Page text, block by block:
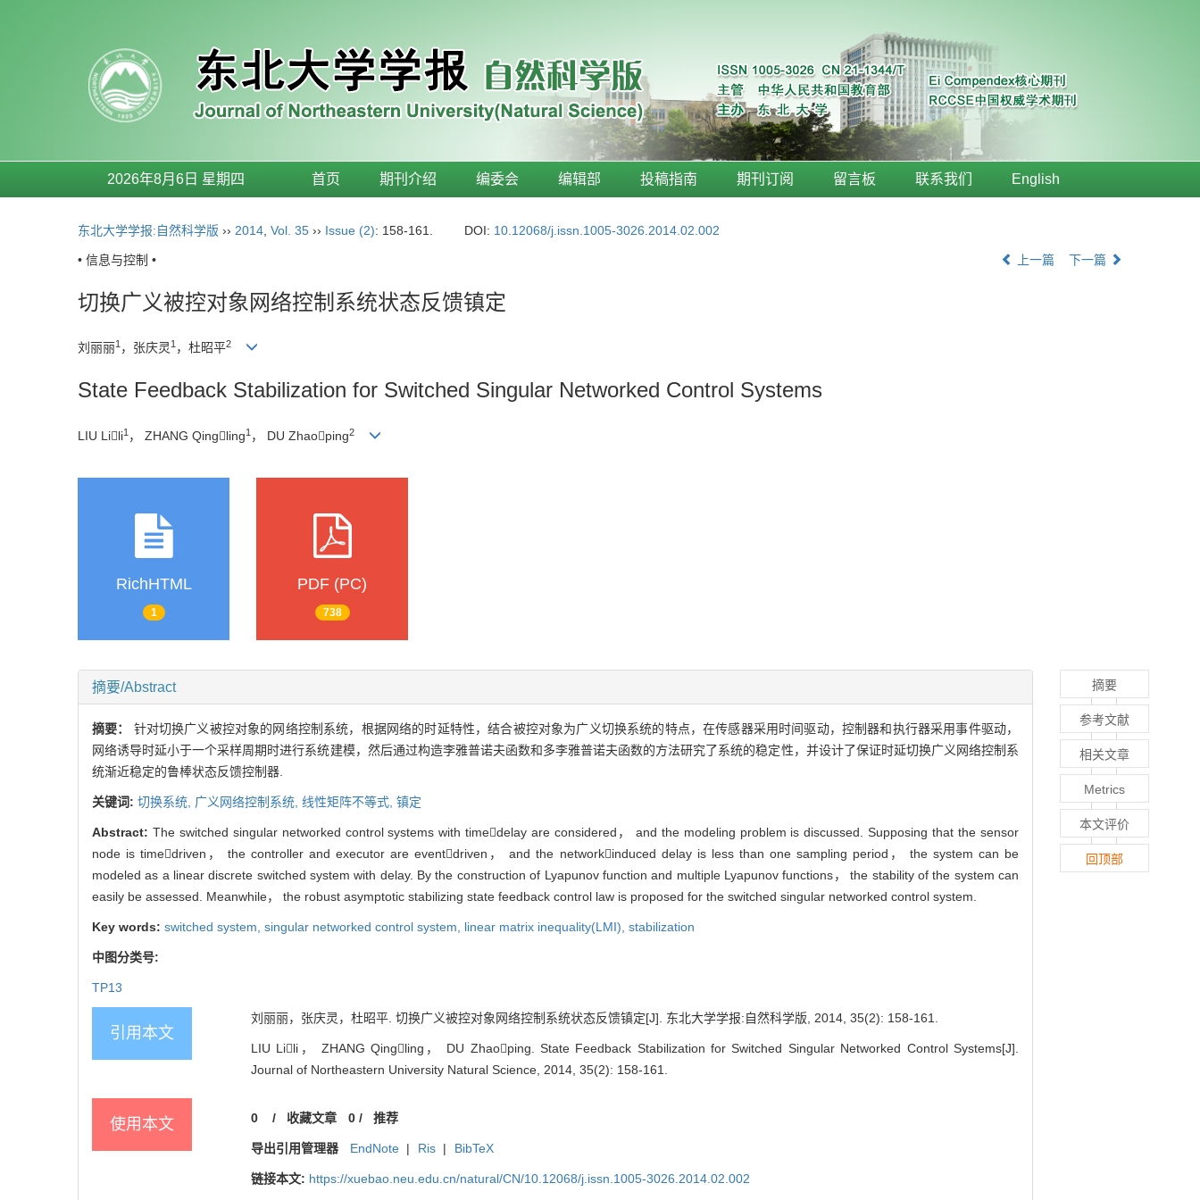
2026年8月6日 星期四 首页 期刊介绍 编委会 编辑部 投稿指南 期刊订阅 留言板 联系我们 English
东北大学学报:自然科学版 ›› 2014 Vol. 35 ›› Issue (2): 158-161. DOI: 10.12068/j.issn.1005-3026.2014.02.002
• 信息与控制 • 上一篇 下一篇
切换广义被控对象网络控制系统状态反馈镇定
刘丽丽1 ，张庆灵 1 ，杜昭平2
State Feedback Stabilization for Switched Singular Networked Control Systems
LIU Lili1 ， ZHANG Qingling1 ， DU Zhaoping2
RichHTML
1
PDF (PC)
738
摘要/Abstract
摘要： 针对切换广义被控对象的网络控制系统，根据网络的时延特性，结合被控对象为广义切换系统的特点，在传感器采用时间驱动，控制器和执行器采用事件驱动，
网络诱导时延小于一个采样周期时进行系统建模，然后通过构造李雅普诺夫函数和多李雅普诺夫函数的方法研究了系统的稳定性，并设计了保证时延切换广义网络控制系
统渐近稳定的鲁棒状态反馈控制器.
关键词: 切换系统, 广义网络控制系统, 线性矩阵不等式, 镇定
Abstract: The switched singular networked control systems with timedelay are considered， and the modeling problem is discussed. Supposing that the sensor
node is timedriven， the controller and executor are eventdriven， and the networkinduced delay is less than one sampling period， the system can be
modeled as a linear discrete switched system with delay. By the construction of Lyapunov function and multiple Lyapunov functions， the stability of the system can
easily be assessed. Meanwhile， the robust asymptotic stabilizing state feedback control law is proposed for the switched singular networked control system.
Key words: switched system, singular networked control system, linear matrix inequality(LMI), stabilization
中图分类号:
TP13
引用本文
刘丽丽，张庆灵，杜昭平. 切换广义被控对象网络控制系统状态反馈镇定[J]. 东北大学学报:自然科学版, 2014, 35(2): 158-161.
LIU Lili， ZHANG Qingling， DU Zhaoping. State Feedback Stabilization for Switched Singular Networked Control Systems[J].
Journal of Northeastern University Natural Science, 2014, 35(2): 158-161.
使用本文 0 / 收藏文章 0/ 推荐
导出引用管理器 EndNote | Ris | BibTeX
链接本文: https://xuebao.neu.edu.cn/natural/CN/10.12068/j.issn.1005-3026.2014.02.002
摘要
参考文献
相关文章
Metrics
本文评价
回顶部